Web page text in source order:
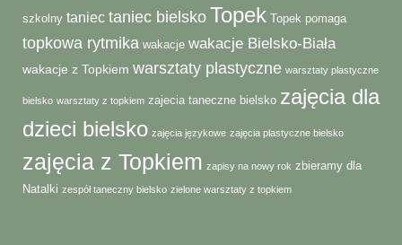
szkolny taniec taniec bielsko Topek Topek pomaga
topkowa rytmika wakacje wakacje Bielsko-Biała
wakacje z Topkiem warsztaty plastyczne warsztaty plastyczne
bielsko warsztaty z topkiem zajecia taneczne bielsko zajęcia dla
dzieci bielsko zajęcia językowe zajęcia plastyczne bielsko
zajęcia z Topkiem zapisy na nowy rok zbieramy dla
Natalki zespół taneczny bielsko zielone warsztaty z topkiem